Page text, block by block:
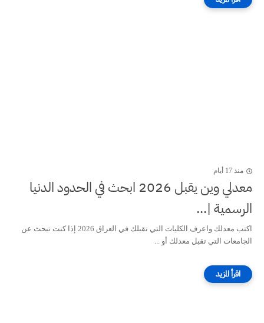
منذ 17 أيام
معدلي وين يقبل 2026 ابحث في الحدود الدنيا
الرسمية |...
اكتب معدلك واعرف الكليات التي تقبلك في العراق 2026 إذا كنت تبحث عن
الجامعات التي تقبل معدلك أو ...